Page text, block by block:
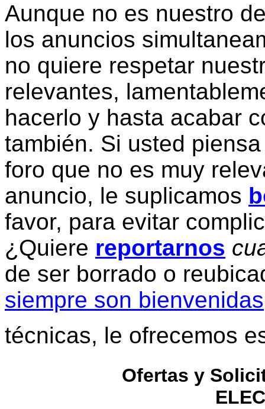
Aunque no es nuestro
los anuncios
no quiere respetar
relevantes,
hacerlo y hasta acabar
también. Si usted
foro que no es muy
anuncio, le suplicamos
favor, para evitar
¿Quiere reportarnos
de ser borrado o
siempre son bienvenidas
técnicas, le ofrecemos
Ofertas y